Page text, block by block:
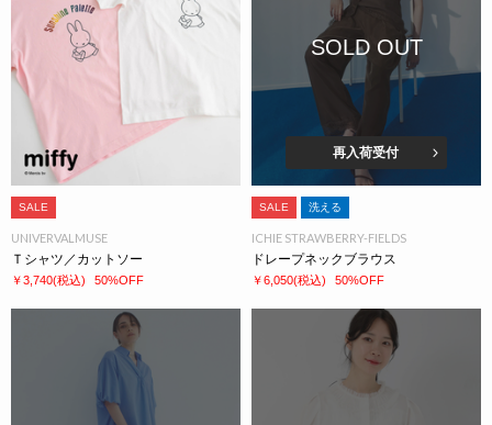
SALE
UNIVERVALMUSE
Ｔシャツ／カットソー
￥3,740(税込) 50%OFF
SOLD OUT
再入荷受付
SALE 洗える
ICHIE STRAWBERRY-FIELDS
ドレープネックブラウス
￥6,050(税込) 50%OFF